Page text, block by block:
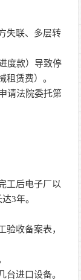
失联、多层转
度款）导致停
租赁费）。
请法院委托第
工后电子厂以
3年。
验收备案表，
台进口设备。